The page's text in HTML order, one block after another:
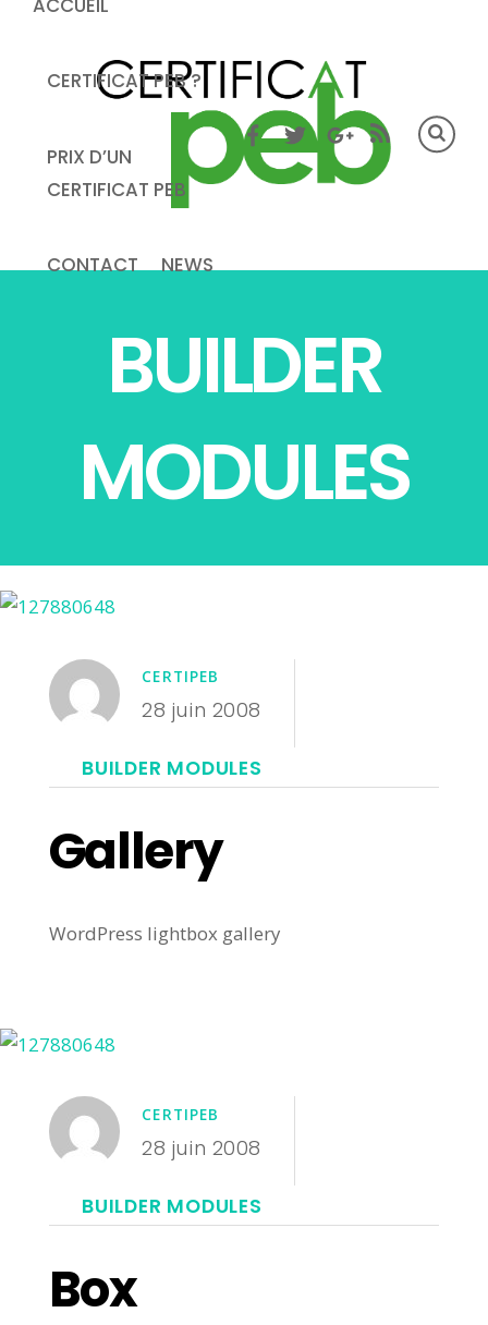
ACCUEIL
CERTIFICAT PEB ?
PRIX D’UN
CERTIFICAT PEB
CONTACT NEWS
BUILDER
MODULES
CERTIPEB
28 juin 2008
BUILDER MODULES
Gallery
WordPress lightbox gallery
CERTIPEB
28 juin 2008
BUILDER MODULES
Box